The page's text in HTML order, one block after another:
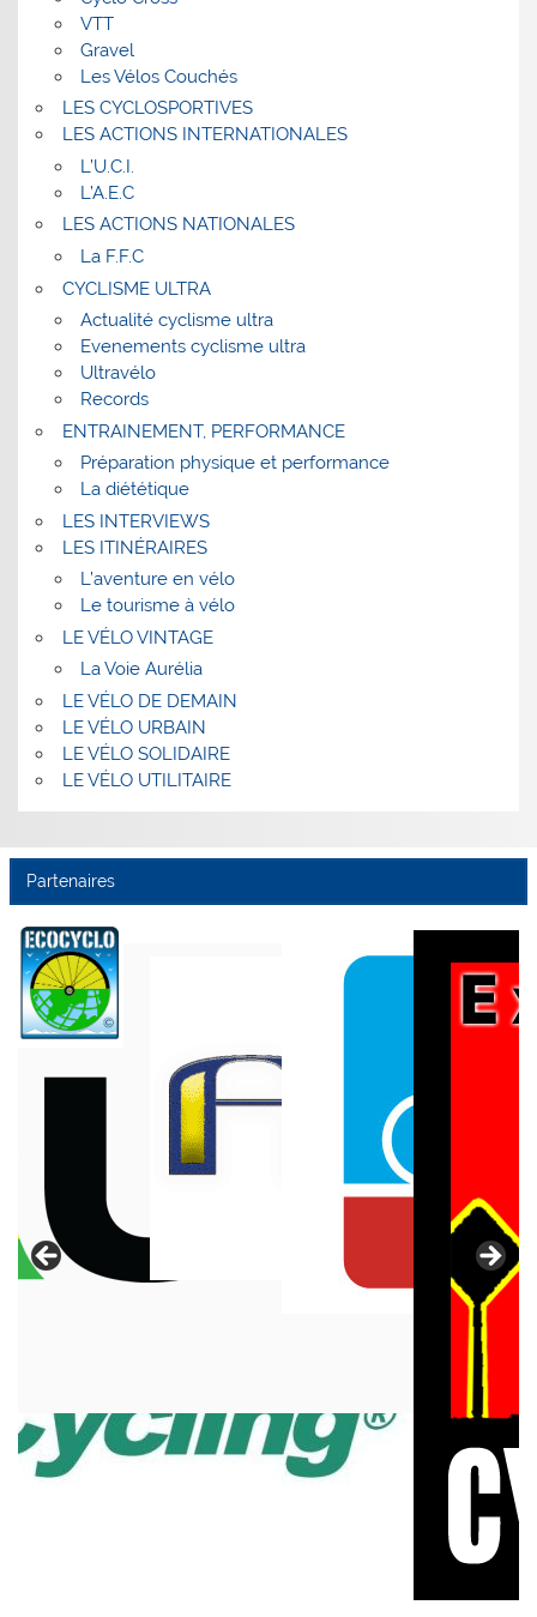
VTT
Gravel
Les Vélos Couchés
LES CYCLOSPORTIVES
LES ACTIONS INTERNATIONALES
L’U.C.I.
L’A.E.C
LES ACTIONS NATIONALES
La F.F.C
CYCLISME ULTRA
Actualité cyclisme ultra
Evenements cyclisme ultra
Ultravélo
Records
ENTRAINEMENT, PERFORMANCE
Préparation physique et performance
La diététique
LES INTERVIEWS
LES ITINÉRAIRES
L’aventure en vélo
Le tourisme à vélo
LE VÉLO VINTAGE
La Voie Aurélia
LE VÉLO DE DEMAIN
LE VÉLO URBAIN
LE VÉLO SOLIDAIRE
LE VÉLO UTILITAIRE
Partenaires